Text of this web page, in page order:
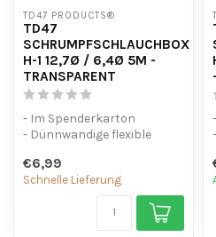
TD47 PRODUCTS®
TD47
SCHRUMPFSCHLAUCHBOX
H-1 12,7Ø / 6,4Ø 5M -
TRANSPARENT
- Im Spenderkarton
- Dünnwandige flexible
- UV-beständ...
€6,99
Schnelle Lieferung